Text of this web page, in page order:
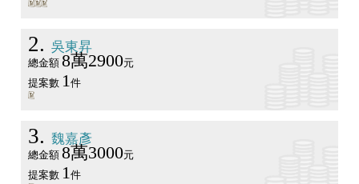
2 吳東昇
總金額 8萬2900元
提案數 1件
3 魏嘉彥
總金額 8萬3000元
提案數 1件